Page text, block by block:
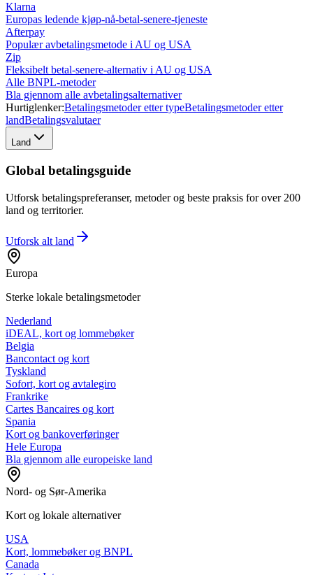
Klarna
Europas ledende kjøp-nå-betal-senere-tjeneste
Afterpay
Populær avbetalingsmetode i AU og USA
Zip
Fleksibelt betal-senere-alternativ i AU og USA
Alle BNPL-metoder
Bla gjennom alle avbetalingsalternativer
Hurtiglenker:Betalingsmetoder etter typeBetalingsmetoder etter
landBetalingsvalutaer
Land
Global betalingsguide
Utforsk betalingspreferanser, metoder og beste praksis for over 200
land og territorier.
Utforsk alt land
Europa
Sterke lokale betalingsmetoder
Nederland
iDEAL, kort og lommebøker
Belgia
Bancontact og kort
Tyskland
Sofort, kort og avtalegiro
Frankrike
Cartes Bancaires og kort
Spania
Kort og bankoverføringer
Hele Europa
Bla gjennom alle europeiske land
Nord- og Sør-Amerika
Kort og lokale alternativer
USA
Kort, lommebøker og BNPL
Canada